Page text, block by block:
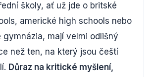
školy, ať už jde o britské
americké high schools nebo
gymnázia, mají velmi odlišný
než ten, na který jsou čeští
Důraz na kritické myšlení,